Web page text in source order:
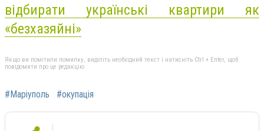
відбирати українські квартири як
«безхазяйні»
Якщо ви помітили помилку, виділіть необхідний текст і натисніть Ctrl + Enter, щоб
повідомити про це редакцію
#Маріуполь #окупація